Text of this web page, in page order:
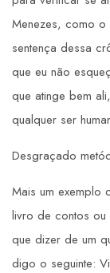
Menezes, como
sentença dessa
que eu não
que atinge bem
qualquer ser
Desgraçado
Mais um exemplo
livro de contos
que dizer de um
digo o seguinte: